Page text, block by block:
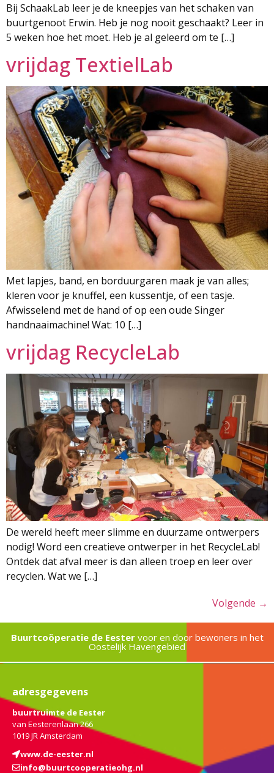
Bij SchaakLab leer je de kneepjes van het schaken van
buurtgenoot Erwin. Heb je nog nooit geschaakt? Leer in
5 weken hoe het moet. Heb je al geleerd om te […]
vrijdag TextielLab
Met lapjes, band, en borduurgaren maak je van alles;
kleren voor je knuffel, een kussentje, of een tasje.
Afwisselend met de hand of op een oude Singer
handnaaimachine! Wat: 10 […]
vrijdag RecycleLab
De wereld heeft meer slimme en duurzame ontwerpers
nodig! Word een creatieve ontwerper in het RecycleLab!
Ontdek dat afval meer is dan alleen troep en leer over
recyclen. Wat we […]
Volgende →
Buurtcoöperatie de Eestervoor en door bewoners in het
Oostelijk Havengebied
adresgegevens
buurtruimte de Eester
van Eesterenlaan 266
1019 JR Amsterdam
www.de-eester.nl
info@buurtcooperatieohg.nl